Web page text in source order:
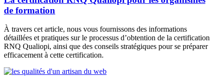
de formation
À travers cet article, nous vous fournissons des informations
détaillées et pratiques sur le processus d’obtention de la certification
RNQ Qualiopi, ainsi que des conseils stratégiques pour se préparer
efficacement à cette certification.